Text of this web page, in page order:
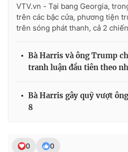
VTV.vn - Tại bang Georgia,
trên các bậc cửa, phương tiện
trên sóng phát thanh, cả 2
Bà Harris và ông Trump
tranh luận đầu tiên theo
Bà Harris gây quỹ vượt
8
0 0